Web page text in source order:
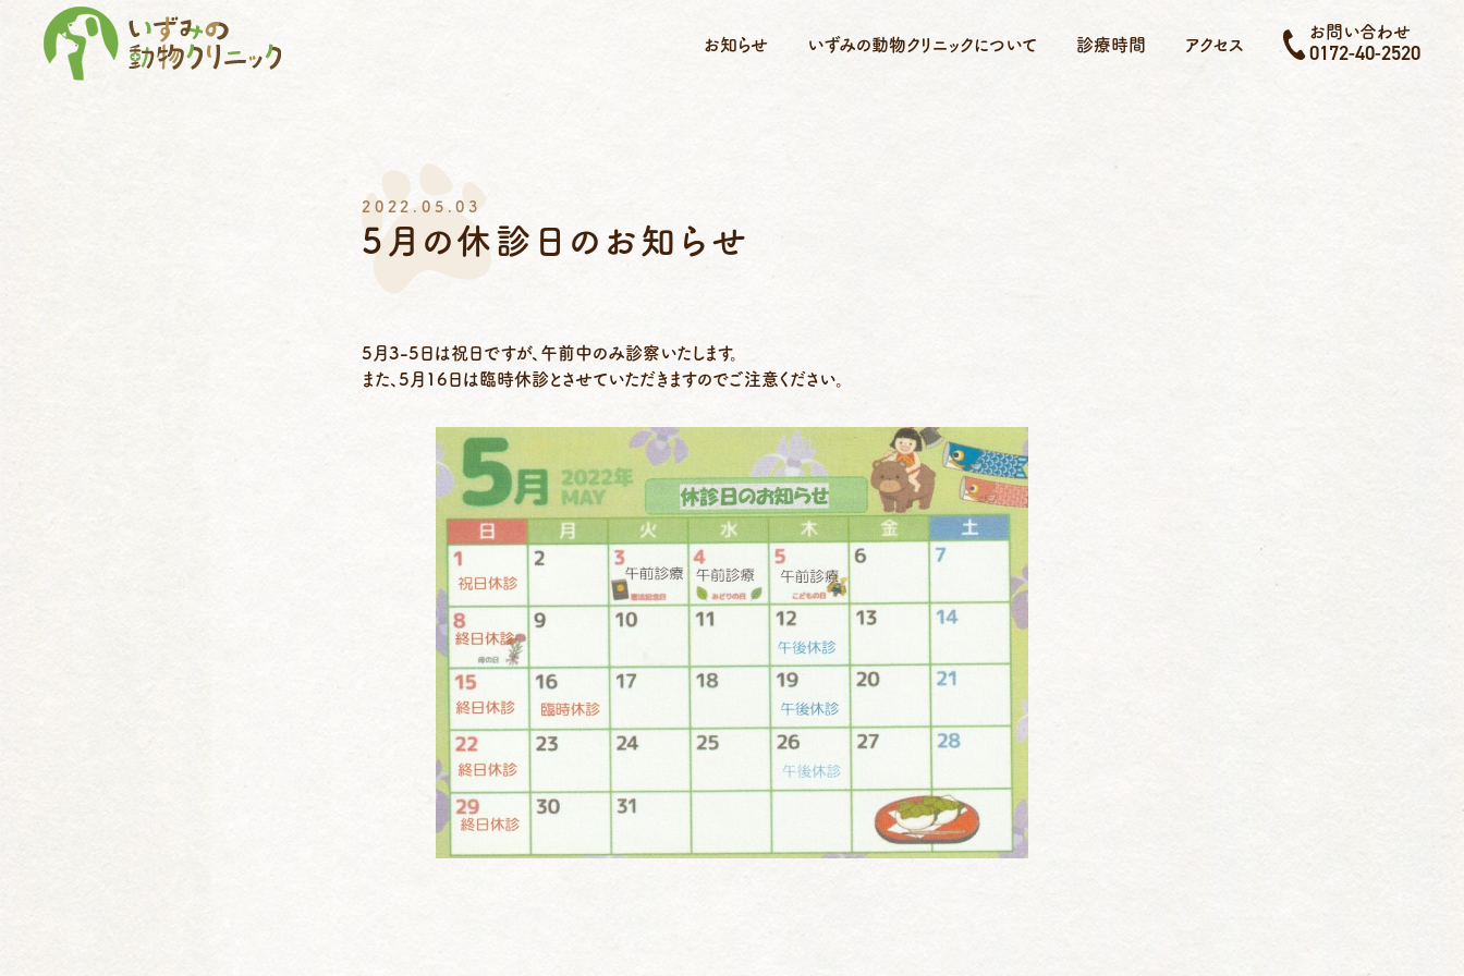
お知らせ いずみの動物クリニックについて 診療時間 アクセス
お問い合わせ
0172-40-2520
2022.05.03
5月の休診日のお知らせ
5月3-5日は祝日ですが、午前中のみ診察いたします。
また、5月16日は臨時休診とさせていただきますのでご注意ください。